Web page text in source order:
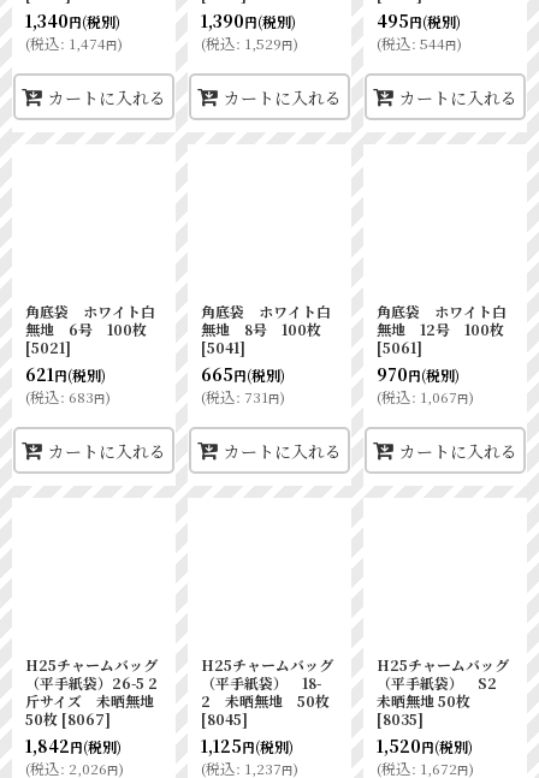
1,340円(税別)
(税込: 1,474円)
カートに入れる
1,390円(税別)
(税込: 1,529円)
カートに入れる
495円(税別)
(税込: 544円)
カートに入れる
角底袋 ホワイト白
無地 6号 100枚
[5021]
621円(税別)
(税込: 683円)
カートに入れる
角底袋 ホワイト白
無地 8号 100枚
[5041]
665円(税別)
(税込: 731円)
カートに入れる
角底袋 ホワイト白
無地 12号 100枚
[5061]
970円(税別)
(税込: 1,067円)
カートに入れる
H25チャームバッグ
（平手紙袋）26-5 2
斤サイズ 未晒無地
50枚 [8067]
1,842円(税別)
(税込: 2,026円)
H25チャームバッグ
（平手紙袋） 18-
2 未晒無地 50枚
[8045]
1,125円(税別)
(税込: 1,237円)
H25チャームバッグ
（平手紙袋） S2
未晒無地 50枚
[8035]
1,520円(税別)
(税込: 1,672円)